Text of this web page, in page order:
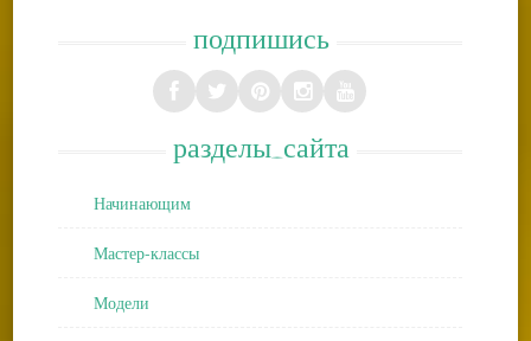
подпишись
разделы_сайта
Начинающим
Мастер-классы
Модели